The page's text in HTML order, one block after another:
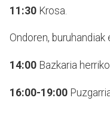
11:30 Krosa.
Ondoren, buruhandiak
14:00 Bazkaria
16:00-19:00